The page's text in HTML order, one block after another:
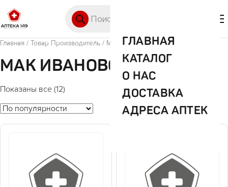
ГЛАВНАЯ
КАТАЛОГ
О НАС
ДОСТАВКА
АДРЕСА АПТЕК
Главная / Товар Производитель / МАК Иваново
МАК ИВАНОВО
Показаны все (12)